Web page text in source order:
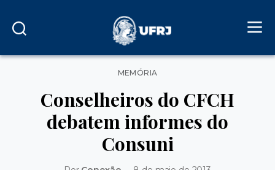
Categorias
MEMÓRIA
Conselheiros do CFCH
debatem informes do
Consuni